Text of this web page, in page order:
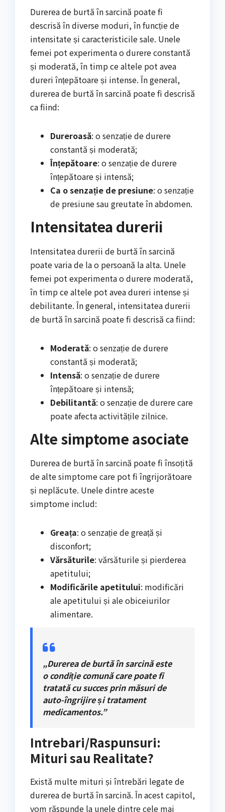
Durerea de burtă în sarcină poate fi
descrisă în diverse moduri, în funcție de
intensitate și caracteristicile sale. Unele
femei pot experimenta o durere constantă
și moderată, în timp ce altele pot avea
dureri înțepătoare și intense. În general,
durerea de burtă în sarcină poate fi descrisă
ca fiind:
Dureroasă: o senzație de durere
constantă și moderată;
Înțepătoare: o senzație de durere
înțepătoare și intensă;
Ca o senzație de presiune: o senzație
de presiune sau greutate în abdomen.
Intensitatea durerii
Intensitatea durerii de burtă în sarcină
poate varia de la o persoană la alta. Unele
femei pot experimenta o durere moderată,
în timp ce altele pot avea dureri intense și
debilitante. În general, intensitatea durerii
de burtă în sarcină poate fi descrisă ca fiind:
Moderată: o senzație de durere
constantă și moderată;
Intensă: o senzație de durere
înțepătoare și intensă;
Debilitantă: o senzație de durere care
poate afecta activitățile zilnice.
Alte simptome asociate
Durerea de burtă în sarcină poate fi însoțită
de alte simptome care pot fi îngrijorătoare
și neplăcute. Unele dintre aceste
simptome includ:
Greața: o senzație de greață și
disconfort;
Vărsăturile: vărsăturile și pierderea
apetitului;
Modificările apetitului: modificări
ale apetitului și ale obiceiurilor
alimentare.
„Durerea de burtă în sarcină este
o condiție comună care poate fi
tratată cu succes prin măsuri de
auto-îngrijire și tratament
medicamentos.”
Intrebari/Raspunsuri:
Mituri sau Realitate?
Există multe mituri și întrebări legate de
durerea de burtă în sarcină. În acest capitol,
vom răspunde la unele dintre cele mai